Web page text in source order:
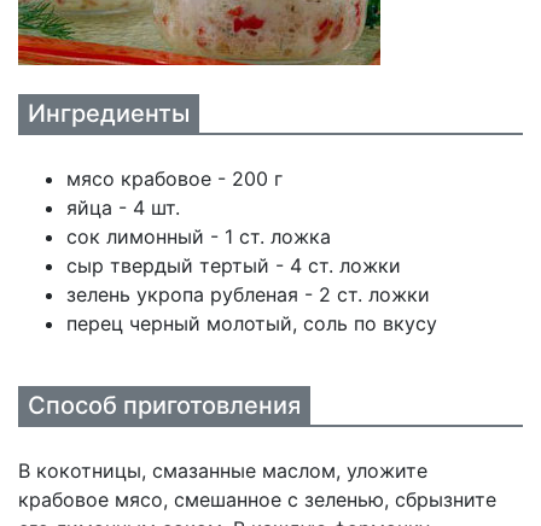
Ингредиенты
мясо крабовое - 200 г
яйца - 4 шт.
сок лимонный - 1 ст. ложка
сыр твердый тертый - 4 ст. ложки
зелень укропа рубленая - 2 ст. ложки
перец черный молотый, соль по вкусу
Способ приготовления
В кокотницы, смазанные маслом, уложите
крабовое мясо, смешанное с зеленью, сбрызните